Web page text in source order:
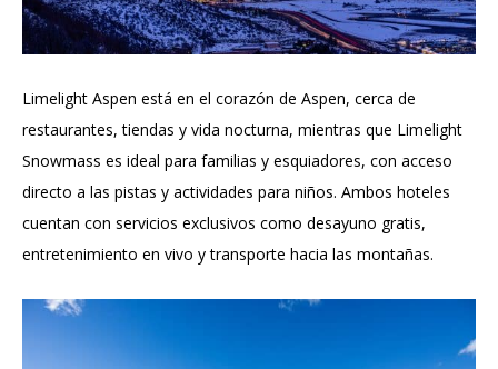
Limelight Aspen está en el corazón de Aspen, cerca de
restaurantes, tiendas y vida nocturna, mientras que Limelight
Snowmass es ideal para familias y esquiadores, con acceso
directo a las pistas y actividades para niños. Ambos hoteles
cuentan con servicios exclusivos como desayuno gratis,
entretenimiento en vivo y transporte hacia las montañas.